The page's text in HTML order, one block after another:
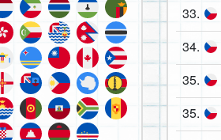
33.
34.
35.
35.